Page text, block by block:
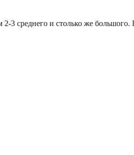
2-3 среднего и столько же